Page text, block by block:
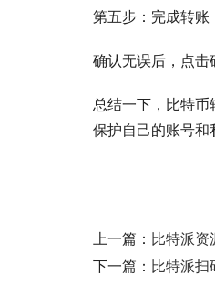
第五步：完成转账
确认无误后，点击
总结一下，比特
保护自己的账号和
上一篇： 比特派资
下一篇： 比特派扫